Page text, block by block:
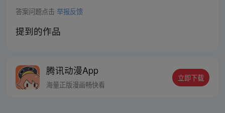
答案问题点击 举报反馈
提到的作品
腾讯动漫App
海量正版漫画畅快看
立即下载